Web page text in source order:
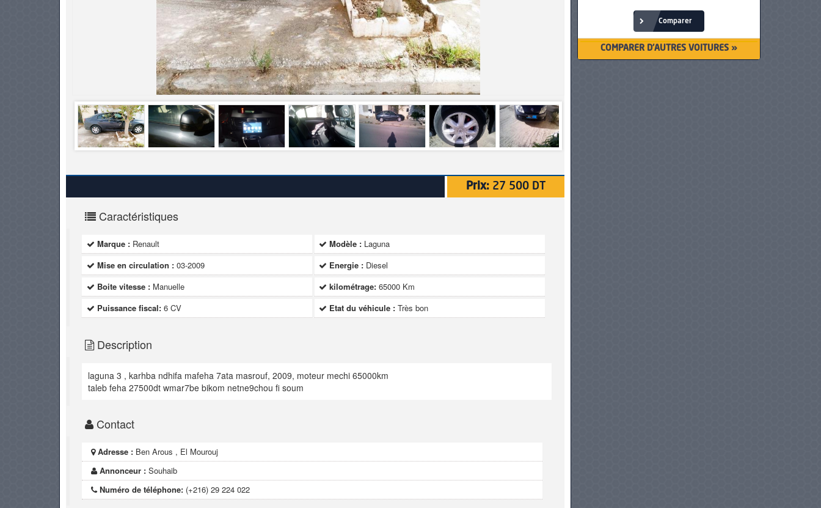
Prix: 27 500 DT
Caractéristiques
Marque : Renault Modèle : Laguna
Mise en circulation : 03-2009 Energie : Diesel
Boite vitesse : Manuelle kilométrage: 65000 Km
Puissance fiscal: 6 CV Etat du véhicule : Très bon
Description
laguna 3 , karhba ndhifa mafeha 7ata masrouf, 2009, moteur mechi 65000km
taleb feha 27500dt wmar7be bikom netne9chou fi soum
Contact
Adresse : Ben Arous , El Mourouj
Annonceur : Souhaib
Numéro de téléphone: (+216) 29 224 022
Comparer
COMPARER D'AUTRES VOITURES »